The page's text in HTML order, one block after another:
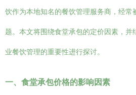
饮作为本地知名的餐饮管理服务商，经常
题。本文将围绕食堂承包的定价因素，并
业餐饮管理的重要性进行探讨。
一、食堂承包价格的影响因素